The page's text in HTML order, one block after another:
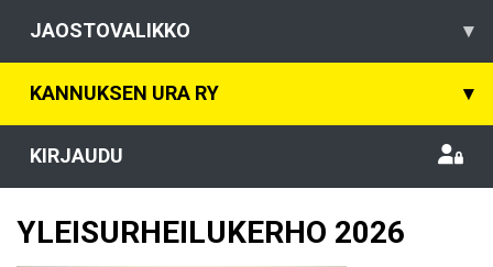
JAOSTOVALIKKO ▾
KANNUKSEN URA RY ▾
KIRJAUDU
YLEISURHEILUKERHO 2026